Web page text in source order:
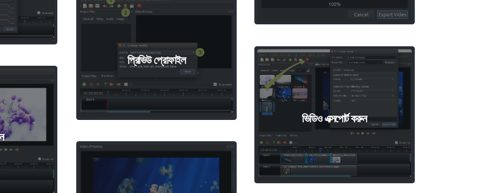
প্রিভিউ প্রোফাইল
ভিডিও এক্সপোর্ট করুন